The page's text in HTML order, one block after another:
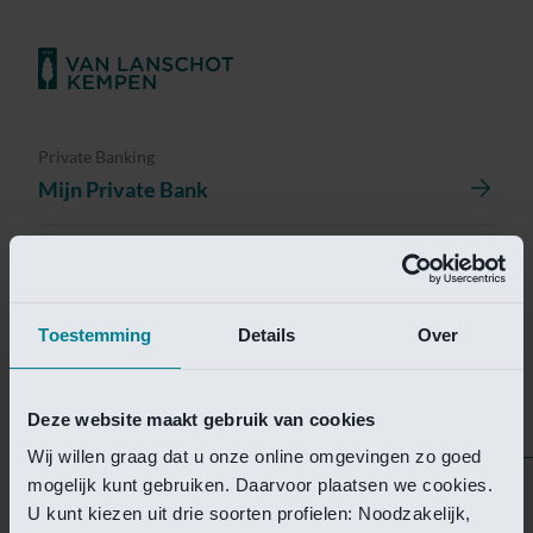
Toestemming Details Over
Deze website maakt gebruik van cookies
Wij willen graag dat u onze online omgevingen zo goed
mogelijk kunt gebruiken. Daarvoor plaatsen we cookies.
U kunt kiezen uit drie soorten profielen: Noodzakelijk,
Private Banking
Mijn Private Bank
Helaas is deze pagina